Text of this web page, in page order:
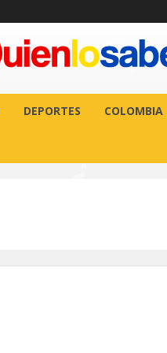
DEPORTES COLOMBIA